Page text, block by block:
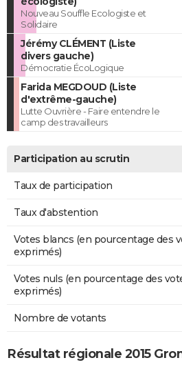
Nouveau Souffle Ecologiste et
Solidaire
Jérémy CLÉMENT (Liste
divers gauche)
Démocratie ÉcoLogique
Farida MEGDOUD (Liste
d'extrême-gauche)
Lutte Ouvrière - Faire entendre le
camp des travailleurs
Participation au scrutin
Taux de participation
Taux d'abstention
Votes blancs (en pourcentage des
exprimés)
Votes nuls (en pourcentage des
exprimés)
Nombre de votants
Résultat régionale 2015